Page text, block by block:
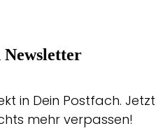
Newsletter
in Dein Postfach. Jetzt
mehr verpassen!